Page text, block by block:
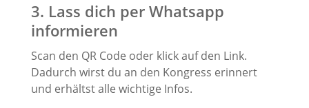
3. Lass dich per Whatsapp
informieren
Scan den QR Code oder klick auf den Link.
Dadurch wirst du an den Kongress erinnert
und erhältst alle wichtige Infos.